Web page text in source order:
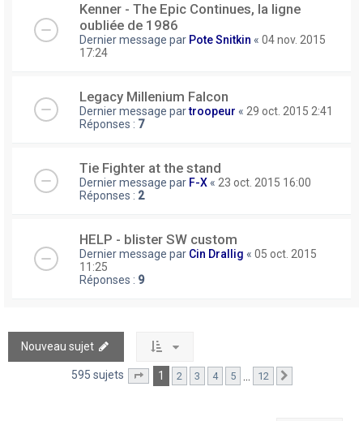
Kenner - The Epic Continues, la ligne
oubliée de 1986
Dernier message par Pote Snitkin « 04 nov. 2015
17:24
Legacy Millenium Falcon
Dernier message partroopeur « 29 oct. 2015 2:41
Réponses : 7
Tie Fighter at the stand
Dernier message par F-X « 23 oct. 2015 16:00
Réponses : 2
HELP - blister SW custom
Dernier message par Cin Drallig « 05 oct. 2015
11:25
Réponses : 9
Nouveau sujet
595 sujets Page sur12
1 2 3 4 5 12